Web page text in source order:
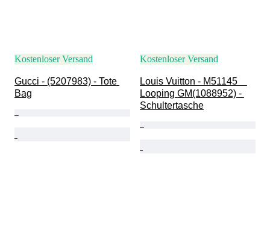
Kostenloser Versand
Gucci - (5207983) - Tote
Bag
Kostenloser Versand
Louis Vuitton - M51145
Looping GM(1088952) -
Schultertasche